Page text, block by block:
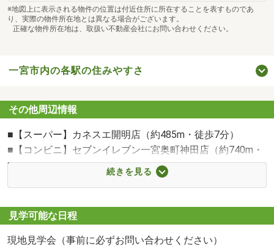
軟にご対応致します！
※地図上に表示される物件の位置は付近住所に所在することを表すものであ
り、実際の物件所在地とは異なる場合がございます。
正確な物件所在地は、取扱い不動産会社にお問い合わせください。
一宮市内の各駅の住みやすさ
その他周辺情報
■【スーパー】カネスエ開明店（約485m・徒歩7分）
■【コンビニ】セブンイレブン一宮奥町神田店（約740m・
徒歩10分）
■【ドラッグストア】スギ薬局開明店（約418m・徒歩6
■【中学校】一宮市立尾西第三中学校（約1869m・徒歩24
分）
■【小学校】一宮市立開明小学校（約375m・徒歩5分）
続きを見る
見学可能な日程
現地見学会（事前に必ずお問い合わせください）